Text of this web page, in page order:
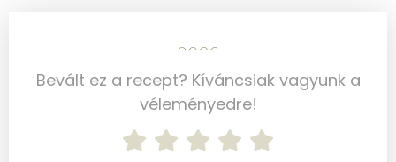
Riboflavin - B2 vitamin:
Niacin - B3 vitamin:
12 mg
Pantoténsav - B5 vitamin:
Bevált ez a recept? Kíváncsiak vagyunk a
véleményedre!